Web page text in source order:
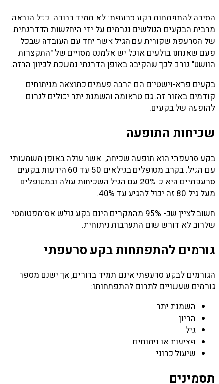
הסיבה להתפתחות בקע סרעפתי לא תמיד ברורה. ככל הנראה
מרבית הבקעים הגולשים נגרמים על ידי היחלשות הדדרגתית
של הסרעפת שקורית עם הגיל אשר יחד עם העובדה שבכל
פעם שאנחנו בולעים אוכל יש אלמנט מסויים של "התקצרות
הוושט" גורם לכך שהקיבה באופן הדרגתי נמשכת לכיוון החזה.
בקעים פרא-וישטיים הם הרבה פעמים כתוצאה מניתוחים
קודמים באזור זה. גם טראומה והשמנת יתר יכולים לגרום
להופעה של בקעים.
שכיחות התופעה
בקע סרעפתי הוא תופעה שכיחה, אשר עולה באופן משמעותי
עם הגיל. בקרב מטופלים בגילאים 50 עד 60 הירעות בקעים
סרעפתיים היא כ-20% עם הגיל השכיחות עולה ובמטופלים
מעל גיל 80 זה יכול להגיע עד 40%.
חשוב לציין שכ- 95% מהמקרים הינם בקע גולש אסימפטומטי
שלרוב לא דורש שום התערבות ניתוחית.
גורמים להתפתחות בקע סרעפתי
הגורמים לבקע סרעפתי אינם תמיד ברורים, אך ישנם מספר
גורמים שעשויים לתרום להתפתחותו:
השמנת יתר
הריון
גיל
פציעות או ניתוחים
שיעול כרוני
תסמינים